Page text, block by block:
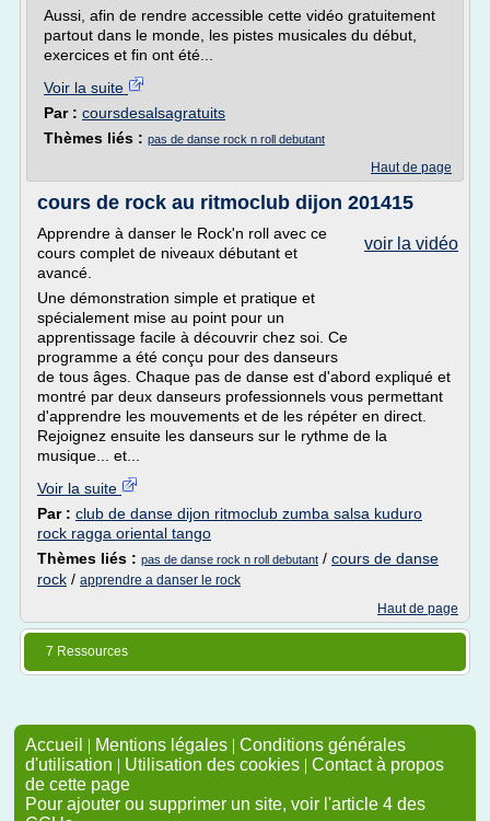
Aussi, afin de rendre accessible cette vidéo gratuitement
partout dans le monde, les pistes musicales du début,
exercices et fin ont été...
Voir la suite
Par : coursdesalsagratuits
Thèmes liés : pas de danse rock n roll debutant
Haut de page
cours de rock au ritmoclub dijon 201415
voir la vidéo
Apprendre à danser le Rock'n roll avec ce
cours complet de niveaux débutant et
avancé.
Une démonstration simple et pratique et
spécialement mise au point pour un
apprentissage facile à découvrir chez soi. Ce
programme a été conçu pour des danseurs
de tous âges. Chaque pas de danse est d'abord expliqué et
montré par deux danseurs professionnels vous permettant
d'apprendre les mouvements et de les répéter en direct.
Rejoignez ensuite les danseurs sur le rythme de la
musique... et...
Voir la suite
Par : club de danse dijon ritmoclub zumba salsa kuduro
rock ragga oriental tango
Thèmes liés : pas de danse rock n roll debutant / cours de danse
rock / apprendre a danser le rock
Haut de page
7 Ressources
Accueil | Mentions légales | Conditions générales
d'utilisation | Utilisation des cookies | Contact à propos
de cette page
Pour ajouter ou supprimer un site, voir l'article 4 des